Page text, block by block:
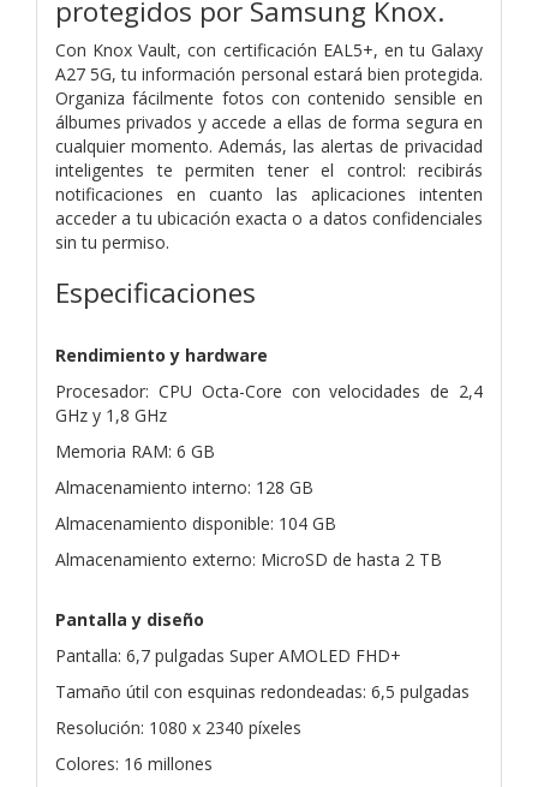
protegidos por Samsung Knox.
Con Knox Vault, con certificación EAL5+, en tu Galaxy
A27 5G, tu información personal estará bien protegida.
Organiza fácilmente fotos con contenido sensible en
álbumes privados y accede a ellas de forma segura en
cualquier momento. Además, las alertas de privacidad
inteligentes te permiten tener el control: recibirás
notificaciones en cuanto las aplicaciones intenten
acceder a tu ubicación exacta o a datos confidenciales
sin tu permiso.
Especificaciones
Rendimiento y hardware
Procesador: CPU Octa-Core con velocidades de 2,4
GHz y 1,8 GHz
Memoria RAM: 6 GB
Almacenamiento interno: 128 GB
Almacenamiento disponible: 104 GB
Almacenamiento externo: MicroSD de hasta 2 TB
Pantalla y diseño
Pantalla: 6,7 pulgadas Super AMOLED FHD+
Tamaño útil con esquinas redondeadas: 6,5 pulgadas
Resolución: 1080 x 2340 píxeles
Colores: 16 millones